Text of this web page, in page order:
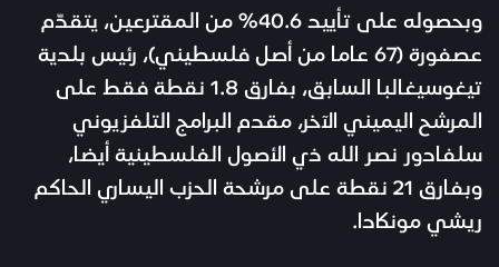
وبحصوله على تأييد 40.6% من المقترعين، يتقدّم
عصفورة (67 عاما من أصل فلسطيني)، رئيس بلدية
تيغوسيغالبا السابق، بفارق 1.8 نقطة فقط على
المرشح اليميني الآخر، مقدم البرامج التلفزيوني
سلفادور نصر الله ذي الأصول الفلسطينية أيضا،
وبفارق 21 نقطة على مرشحة الحزب اليساري الحاكم
ريشي مونكادا.